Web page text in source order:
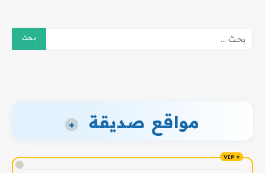
مواقع صديقة +
!